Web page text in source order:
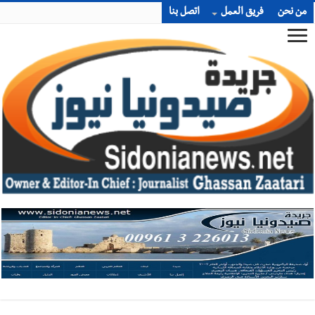
من نحن فريق العمل اتصل بنا